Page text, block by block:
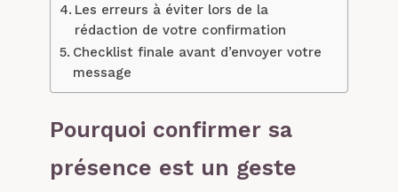
Les erreurs à éviter lors de la
rédaction de votre confirmation
Checklist finale avant d’envoyer votre
message
Pourquoi confirmer sa
présence est un geste